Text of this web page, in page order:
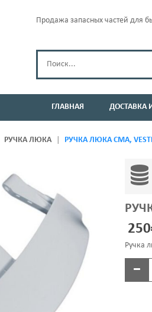
Продажа запасных частей для
ГЛАВНАЯ ДОСТАВКА
РУЧКА ЛЮКА РУЧКА ЛЮКА СМА,
250
Ручка